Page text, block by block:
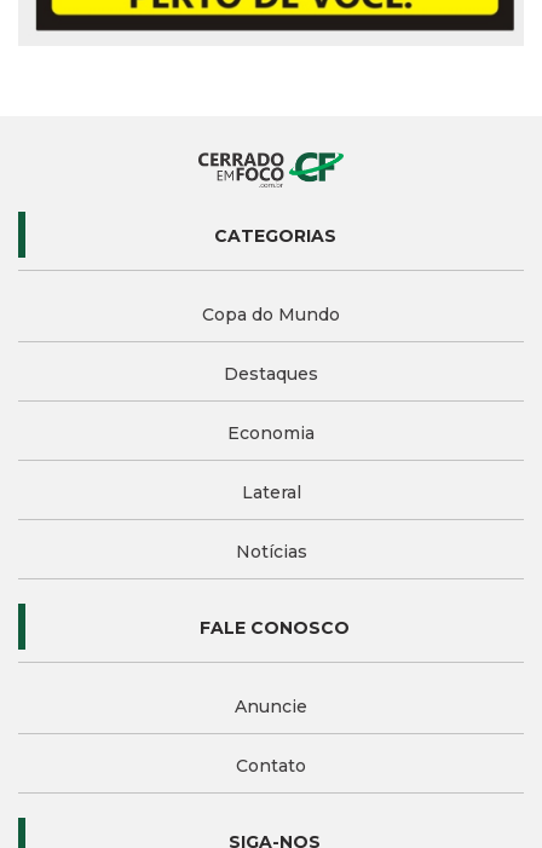
CATEGORIAS
Copa do Mundo
Destaques
Economia
Lateral
Notícias
FALE CONOSCO
Anuncie
Contato
SIGA-NOS